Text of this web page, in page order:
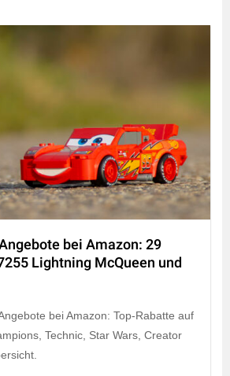
bei Amazon: 29
Lightning McQueen und
bei Amazon: Top-Rabatte auf
Technic, Star Wars, Creator